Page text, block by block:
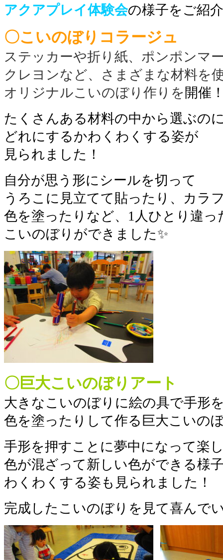
アクアプレイ体験会の様子をご紹
〇こいのぼりコラージュ
ステッカーや折り紙、ポンポンマ
クレヨンなど、さまざまな材料を
オリジナルこいのぼり作りを 開催
たくさんある材料の中から選ぶの
どれにするかわくわくする姿が
見られました！
自分が思う形にシールを切って
うろこに見立てて貼ったり、カラ
色を塗ったりなど、1人ひとり違っ
こいのぼりができました✨
〇巨大こいのぼりアート
大きなこいのぼりに絵の具で手形
色を塗ったりして作る巨大こいの
手形を押すことに夢中になって楽
色が混ざって新しい色ができる様
わくわくする姿も見られました！
完成したこいのぼりを見て喜んで